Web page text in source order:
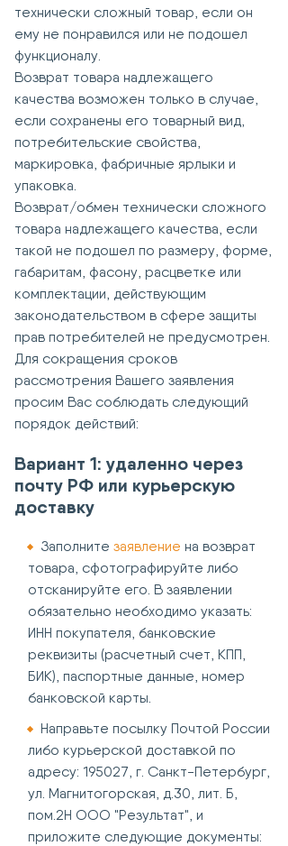
технически сложный товар, если он
ему не понравился или не подошел
функционалу.
Возврат товара надлежащего
качества возможен только в случае,
если сохранены его товарный вид,
потребительские свойства,
маркировка, фабричные ярлыки и
упаковка.
Возврат/обмен технически сложного
товара надлежащего качества, если
такой не подошел по размеру, форме,
габаритам, фасону, расцветке или
комплектации, действующим
законодательством в сфере защиты
прав потребителей не предусмотрен.
Для сокращения сроков
рассмотрения Вашего заявления
просим Вас соблюдать следующий
порядок действий:
Вариант 1: удаленно через
почту РФ или курьерскую
доставку
Заполните заявление на возврат
товара, сфотографируйте либо
отсканируйте его. В заявлении
обязательно необходимо указать:
ИНН покупателя, банковские
реквизиты (расчетный счет, КПП,
БИК), паспортные данные, номер
банковской карты.
Направьте посылку Почтой России
либо курьерской доставкой по
адресу: 195027, г. Санкт-Петербург,
ул. Магнитогорская, д.30, лит. Б,
пом.2Н ООО "Результат", и
приложите следующие документы: